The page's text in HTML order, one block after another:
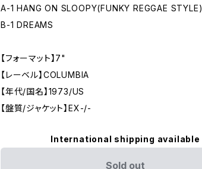
A-1 HANG ON SLOOPY(FUNKY REGGAE STYLE)
B-1 DREAMS
【フォーマット】7"
【レーベル】COLUMBIA
【年代/国名】1973/US
【盤質/ジャケット】EX-/-
International shipping available
Sold out